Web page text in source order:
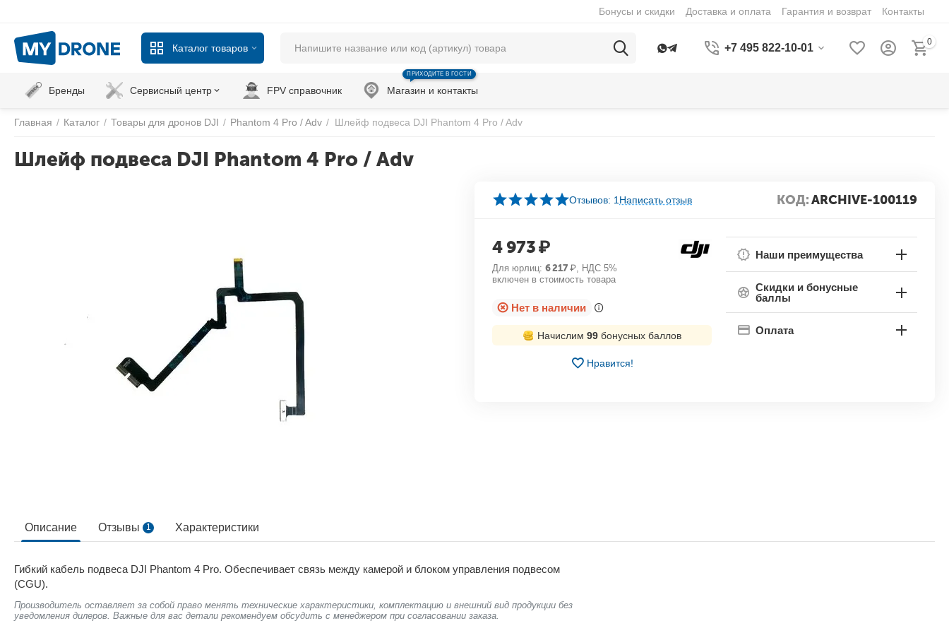
Бонусы и скидки Доставка и оплата Гарантия и возврат Контакты
Каталог товаров +7 495 822-10-01 0
Бренды Сервисный центр FPV справочник Магазин и контакты
ПРИХОДИТЕ В ГОСТИ
Главная / Каталог / Товары для дронов DJI / Phantom 4 Pro / Adv / Шлейф подвеса DJI Phantom 4 Pro / Adv
Шлейф подвеса DJI Phantom 4 Pro / Adv
Отзывов: 1 Написать отзыв КОД:ARCHIVE-100119
4 973₽
Для юрлиц: 6 217 ₽, НДС 5%
включен в стоимость товара
Нет в наличии
Начислим 99бонусных баллов
Нравится!
Наши преимущества
Скидки и бонусные
баллы
Оплата
Описание Отзывы 1 Характеристики
Гибкий кабель подвеса DJI Phantom 4 Pro. Обеспечивает связь между камерой и блоком управления подвесом
(CGU).
Производитель оставляет за собой право менять технические характеристики, комплектацию и внешний вид продукции без
уведомления дилеров. Важные для вас детали рекомендуем обсудить с менеджером при согласовании заказа.